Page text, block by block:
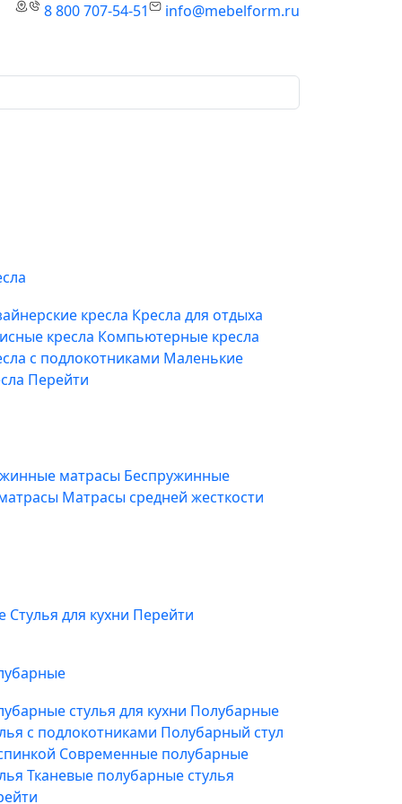
8 800 707-54-51 info@mebelform.ru
кресла Кресла для отдыха
кресла Компьютерные кресла
с подлокотниками Маленькие
Перейти
матрасы Беспружинные
Матрасы средней жесткости
Стулья для кухни Перейти
стулья для кухни Полубарные
с подлокотниками Полубарный стул
Современные полубарные
Тканевые полубарные стулья